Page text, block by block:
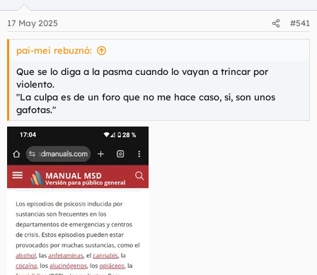
e
s
17 May 2025 #541
pai-mei rebuznó:
Que se lo diga a la pasma cuando lo vayan a trincar por
violento.
"La culpa es de un foro que no me hace caso, sí, son unos
gafotas."